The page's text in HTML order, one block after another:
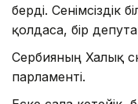
берді. Сенімсіздік
қолдаса, бір
Сербияның Халық
парламенті.